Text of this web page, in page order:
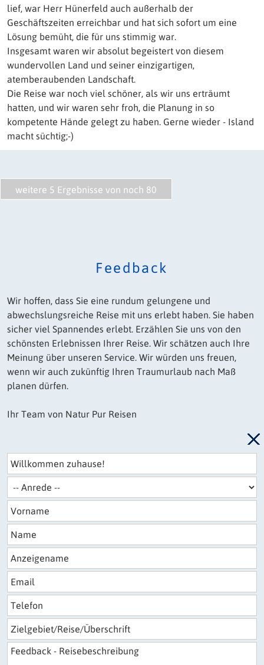
lief, war Herr Hünerfeld auch außerhalb der
Geschäftszeiten erreichbar und hat sich sofort um eine
Lösung bemüht, die für uns stimmig war.
Insgesamt waren wir absolut begeistert von diesem
wundervollen Land und seiner einzigartigen,
atemberaubenden Landschaft.
Die Reise war noch viel schöner, als wir uns erträumt
hatten, und wir waren sehr froh, die Planung in so
kompetente Hände gelegt zu haben. Gerne wieder - Island
macht süchtig;-)
Feedback
Wir hoffen, dass Sie eine rundum gelungene und
abwechslungsreiche Reise mit uns erlebt haben. Sie haben
sicher viel Spannendes erlebt. Erzählen Sie uns von den
schönsten Erlebnissen Ihrer Reise. Wir schätzen auch Ihre
Meinung über unseren Service. Wir würden uns freuen,
wenn wir auch zukünftig Ihren Traumurlaub nach Maß
planen dürfen.
Ihr Team von Natur Pur Reisen